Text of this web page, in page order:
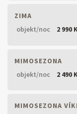
ZIMA
objekt/noc
2 990
MIMOSEZONA
objekt/noc
2 490
MIMOSEZONA